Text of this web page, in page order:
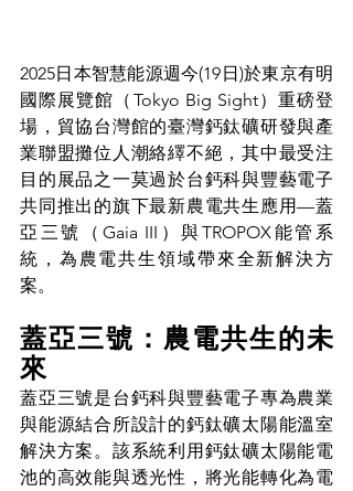
2025日本智慧能源週今(19日)於東京有明
國際展覽館（Tokyo Big Sight）重磅登
場，貿協台灣館的臺灣鈣鈦礦研發與產
業聯盟攤位人潮絡繹不絕，其中最受注
目的展品之一莫過於台鈣科與豐藝電子
共同推出的旗下最新農電共生應用—蓋
亞三號（Gaia III）與TROPOX能管系
統，為農電共生領域帶來全新解決方
案。
蓋亞三號：農電共生的未
來
蓋亞三號是台鈣科與豐藝電子專為農業
與能源結合所設計的鈣鈦礦太陽能溫室
解決方案。該系統利用鈣鈦礦太陽能電
池的高效能與透光性，將光能轉化為電